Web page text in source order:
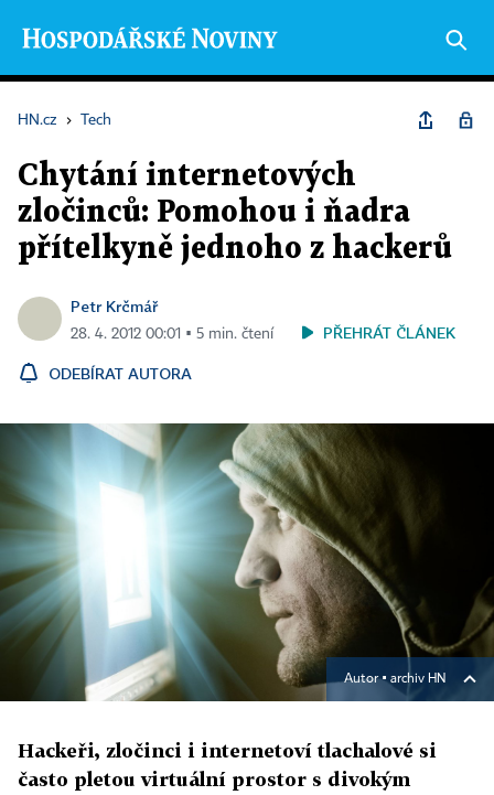
HN.cz › Tech
Chytání internetových
zločinců: Pomohou i ňadra
přítelkyně jednoho z hackerů
Petr Krčmář
28. 4. 2012 00:01 ▪ 5 min. čtení PŘEHRÁT ČLÁNEK
ODEBÍRAT AUTORA
Autor ▪ archiv HN
Hackeři, zločinci i internetoví tlachalové si
často pletou virtuální prostor s divokým